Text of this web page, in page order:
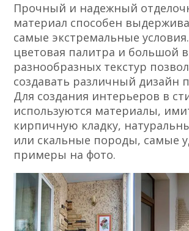
Прочный и надежный
материал способен
самые экстремальные
цветовая палитра и большой
разнообразных текстур
создавать различный дизайн
Для создания интерьеров в
используются материалы,
кирпичную кладку,
или скальные породы, самые
примеры на фото.